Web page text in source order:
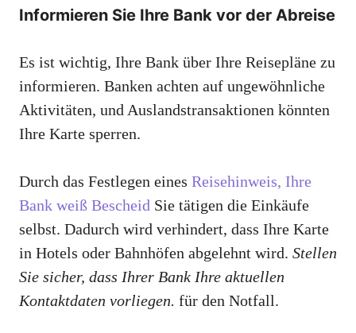
Informieren Sie Ihre Bank vor der Abreise
Es ist wichtig, Ihre Bank über Ihre Reisepläne zu
informieren. Banken achten auf ungewöhnliche
Aktivitäten, und Auslandstransaktionen könnten
Ihre Karte sperren.
Durch das Festlegen eines Reisehinweis, Ihre
Bank weiß Bescheid Sie tätigen die Einkäufe
selbst. Dadurch wird verhindert, dass Ihre Karte
in Hotels oder Bahnhöfen abgelehnt wird. Stellen
Sie sicher, dass Ihrer Bank Ihre aktuellen
Kontaktdaten vorliegen. für den Notfall.